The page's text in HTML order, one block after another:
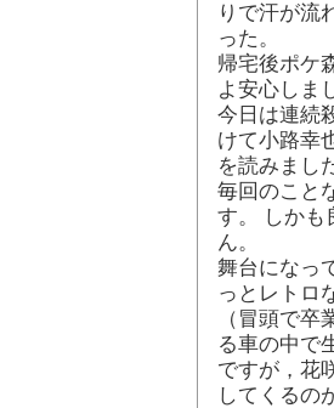
りで汗が流
った。
帰宅後ポケ
よ安心しま
今日は連続
けて小路幸
を読みまし
毎回のこと
す。 しかも
ん。
舞台になっ
っとレトロ
（冒頭で
る車の中で
ですが，花
してくるの